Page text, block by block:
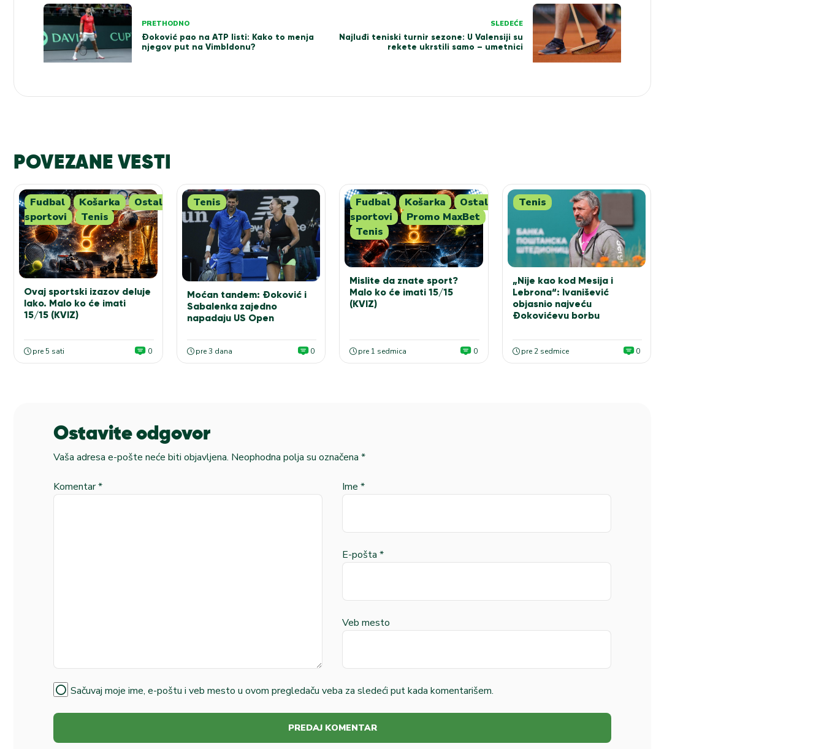
Kretanje
članka
PRETHODNO
Đoković pao na ATP listi: Kako to menja
njegov put na Vimbldonu?
SLEDEĆE
Najluđi teniski turnir sezone: U Valensiji su
rekete ukrstili samo – umetnici
POVEZANE VESTI
Fudbal Košarka
Ostali
sportovi
Tenis
Ovaj sportski izazov deluje
lako. Malo ko će imati
15/15 (KVIZ)
pre 5 sati 0
Tenis
Moćan tandem: Đoković i
Sabalenka zajedno
napadaju US Open
pre 3 dana 0
Fudbal Košarka
Ostali
sportovi
Promo MaxBet
Tenis
Mislite da znate sport?
Malo ko će imati 15/15
(KVIZ)
pre 1 sedmica 0
Tenis
„Nije kao kod Mesija i
Lebrona“: Ivanišević
objasnio najveću
Đokovićevu borbu
pre 2 sedmice 0
Ostavite odgovor
Vaša adresa e-pošte neće biti objavljena. Neophodna polja su označena *
Komentar* Ime *
E-pošta *
Veb mesto
Sačuvaj moje ime, e-poštu i veb mesto u ovom pregledaču veba za sledeći put kada komentarišem.